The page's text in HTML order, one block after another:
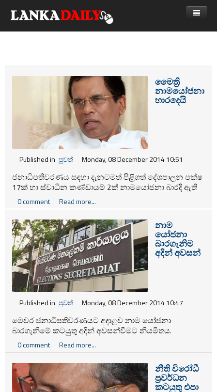
මෛත්‍රි
නාමයෝජනා
භාරදෙයි
Published in පුවත් Monday, 08 December 2014 10:51
ජනාධිපතිවරණය සඳහා දැනටමත් පිළිගත් දේශපාලන පක්ෂ
17ක් හා ස්වාධීන කණ්ඩායම් 2ක් නාමයෝජනා බාරදී ඇති
අතර ඒ අනූව දැනට අපේක්ෂකයින් 19 දෙනෙකු මෙවර
ජනපති පුටුවට තරඟ වැදීමට නියමිතය.
0 comment Read more...
නාම
යෝජනා
බාරගැනිම
අදින් අවසන්
Published in පුවත් Monday, 08 December 2014 10:47
මෙවර ජනාධිපතිවරණයට අදාළව නාම යෝජනා
බාරගැනිමේ කටයුතු අදින් අවසන්වීමට නියමිතය.
0 comment Read more...
නීති විරෝධී
ප‍්‍රවර්ධන
කටයුතු එපා
විදෙස්
කාලීන සංවාද
Life
විඩියෝ ගැලරිය
Gossip